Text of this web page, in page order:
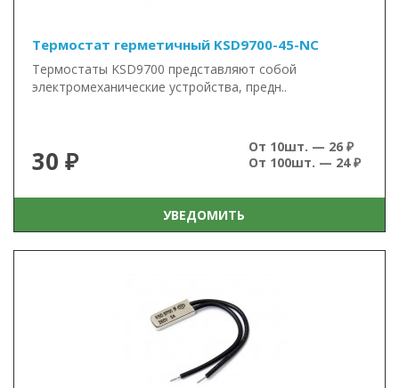
Термостат герметичный KSD9700-45-NC
Термостаты KSD9700 представляют собой
электромеханические устройства, предн..
30 ₽
От 10шт. — 26 ₽
От 100шт. — 24 ₽
УВЕДОМИТЬ